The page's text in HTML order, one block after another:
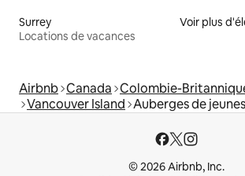
Surrey
Locations de vacances
Voir plus
Airbnb Canada Colombie-
Vancouver Island Auberges de
© 2026 Airbnb, Inc.